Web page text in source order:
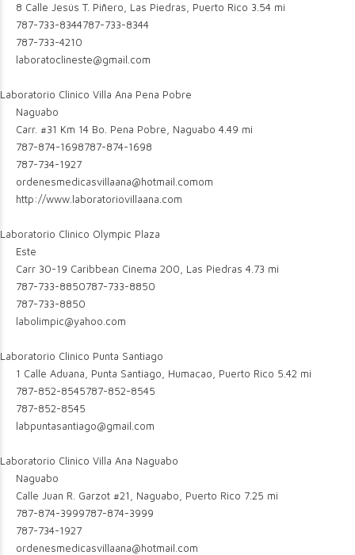
8 Calle Jesús T. Piñero, Las Piedras, Puerto Rico 3.54 mi
787-733-8344787-733-8344
787-733-4210
laboratoclineste@gmail.com
Laboratorio Clinico Villa Ana Pena Pobre
Naguabo
Carr. #31 Km 14 Bo. Pena Pobre, Naguabo 4.49 mi
787-874-1698787-874-1698
787-734-1927
ordenesmedicasvillaana@hotmail.comom
http://www.laboratoriovillaana.com
Laboratorio Clinico Olympic Plaza
Este
Carr 30-19 Caribbean Cinema 200, Las Piedras 4.73 mi
787-733-8850787-733-8850
787-733-8850
labolimpic@yahoo.com
Laboratorio Clinico Punta Santiago
1 Calle Aduana, Punta Santiago, Humacao, Puerto Rico 5.42 mi
787-852-8545787-852-8545
787-852-8545
labpuntasantiago@gmail.com
Laboratorio Clinico Villa Ana Naguabo
Naguabo
Calle Juan R. Garzot #21, Naguabo, Puerto Rico 7.25 mi
787-874-3999787-874-3999
787-734-1927
ordenesmedicasvillaana@hotmail.com